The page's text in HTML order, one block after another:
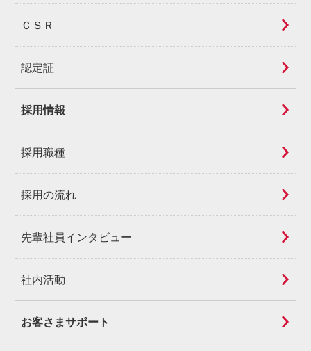
ＣＳＲ
認定証
採用情報
採用職種
採用の流れ
先輩社員インタビュー
社内活動
お客さまサポート